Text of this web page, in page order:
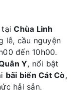
tạiChùa Linh
lễ, cầu nguyện
đến 10h00.
Y, nổi bật
bãi biển Cát Cò,
hải sản.